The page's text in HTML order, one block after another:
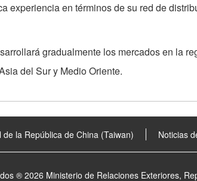
experiencia en términos de su red de
gradualmente los mercados en la
del Sur y Medio Oriente.
de la República de China (Taiwan) Noticias
® 2026 Ministerio de Relaciones Exteriores,